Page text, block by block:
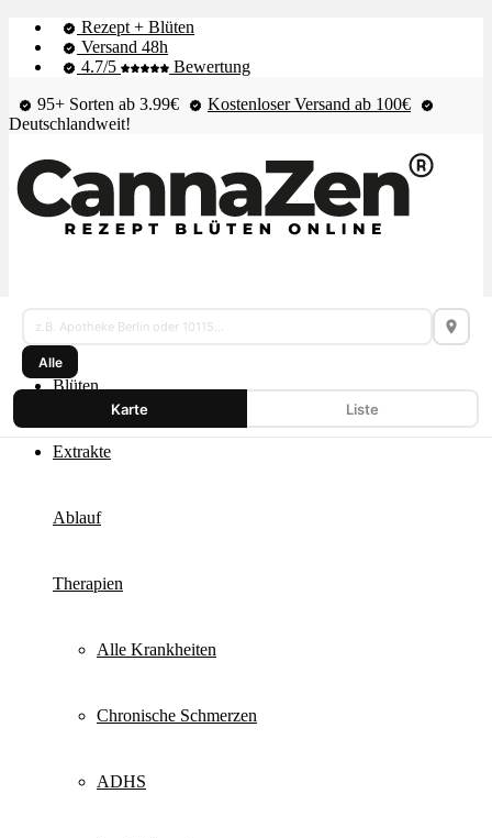
Rezept + Blüten
Versand 48h
4.7/5
Bewertung
95+ Sorten ab 3.99€
Kostenloser Versand ab 100€
Deutschlandweit!
Shop & Live-Bestand
Blüten
Extrakte
Ablauf
Therapien
Alle Krankheiten
Chronische Schmerzen
ADHS
Karte
Apotheken,
Dispensaries,
Headshops
mehr
Alle
Karte Liste